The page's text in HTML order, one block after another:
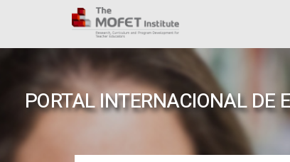
PORTAL INTERNACIONAL DE